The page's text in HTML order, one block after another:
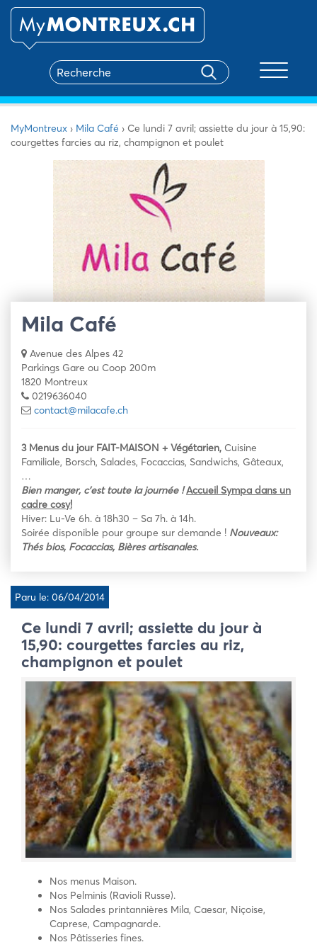
MyMontreux › Mila Café › Ce lundi 7 avril; assiette du jour à 15,90:
courgettes farcies au riz, champignon et poulet
Mila Café
Avenue des Alpes 42
Parkings Gare ou Coop 200m
1820 Montreux
0219636040
contact@milacafe.ch
3 Menus du jour FAIT-MAISON + Végétarien, Cuisine
Familiale, Borsch, Salades, Focaccias, Sandwichs, Gâteaux,
…
Bien manger, c’est toute la journée ! Accueil Sympa dans un
cadre cosy!
Hiver: Lu-Ve 6h. à 18h30 – Sa 7h. à 14h.
Soirée disponible pour groupe sur demande ! Nouveaux:
Thés bios, Focaccias, Bières artisanales.
Paru le: 06/04/2014
Ce lundi 7 avril; assiette du jour à
15,90: courgettes farcies au riz,
champignon et poulet
Nos menus Maison.
Nos Pelminis (Ravioli Russe).
Nos Salades printannières Mila, Caesar, Niçoise,
Caprese, Campagnarde.
Nos Pâtisseries fines.